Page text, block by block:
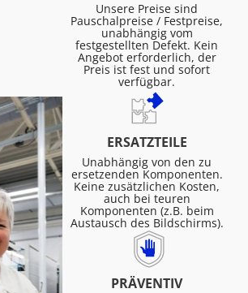
Unsere Preise sind
Pauschalpreise / Festpreise,
unabhängig vom
festgestellten Defekt. Kein
Angebot erforderlich, der
Preis ist fest und sofort
verfügbar.
ERSATZTEILE
Unabhängig von den zu
ersetzenden Komponenten.
Keine zusätzlichen Kosten,
auch bei teuren
Komponenten (z.B. beim
Austausch des Bildschirms).
PRÄVENTIV